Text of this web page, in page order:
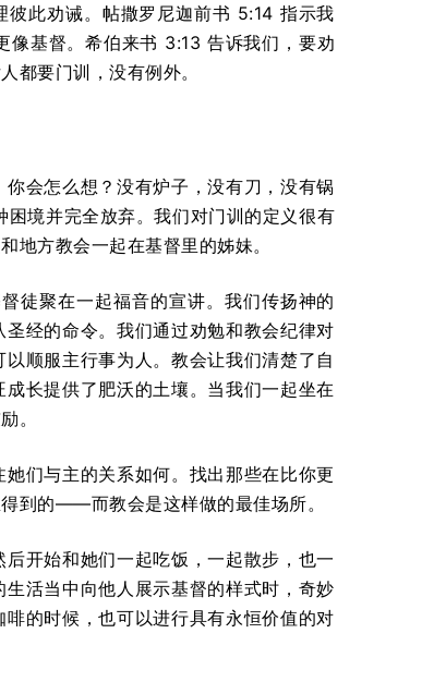
此劝诫。帖撒罗尼迦前书 5:14 指示我
像基督。希伯来书 3:13 告诉我们，要劝
都要门训，没有例外。
会怎么想？没有炉子，没有刀，没有锅
境并完全放弃。我们对门训的定义很有
地方教会一起在基督里的姊妹。
徒聚在一起福音的宣讲。我们传扬神的
经的命令。我们通过劝勉和教会纪律对
顺服主行事为人。教会让我们清楚了自
长提供了肥沃的土壤。当我们一起坐在
。
们与主的关系如何。找出那些在比你更
到的——而教会是这样做的最佳场所。
开始和她们一起吃饭，一起散步，也一
活当中向他人展示基督的样式时，奇妙
的时候，也可以进行具有永恒价值的对